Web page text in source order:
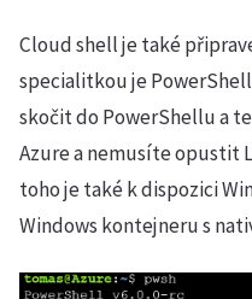
Cloud shell je také
specialitkou je
skočit do PowerShellu a
Azure a nemusíte opustit
toho je také k dispozici
Windows kontejneru s